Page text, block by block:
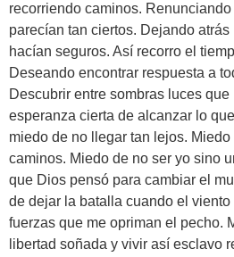
recorriendo caminos.
parecían tan ciertos. Dejando
hacían seguros. Así recorro el
Deseando encontrar respuesta a
Descubrir entre sombras luces
esperanza cierta de alcanzar lo
miedo de no llegar tan lejos.
caminos. Miedo de no ser yo sino
que Dios pensó para cambiar el
de dejar la batalla cuando el
fuerzas que me opriman el pecho.
libertad soñada y vivir así esclavo